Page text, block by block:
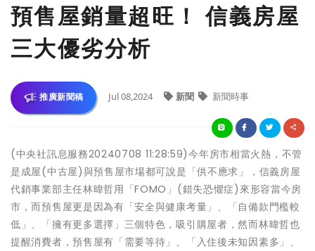
預售屋銷量超旺！ 信義房屋
三大優劣分析
推廣新聞稿 Jul 08,2024 新聞 新聞時事
(中央社訊息服務20240708 11:28:59)今年房市相當火熱，不管
是成屋(中古屋)與預售屋市場都可說是「供不應求」，信義房屋
代銷事業部主任林暐哲用「FOMO」(錯失恐懼症)來形容當今房
市，而預售屋更是因為有「安全與健康考量」、「自備款門檻較
低」、「擁有更多選擇」三個特色，吸引購屋者，然而林暐哲也
提醒消費者，預售屋有「需要等待」、「入住後未知因素多」、